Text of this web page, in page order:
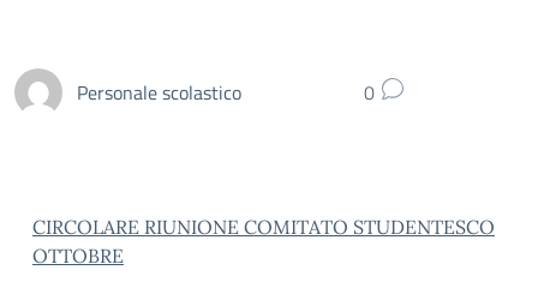
Personale scolastico 0
CIRCOLARE RIUNIONE COMITATO STUDENTESCO
OTTOBRE